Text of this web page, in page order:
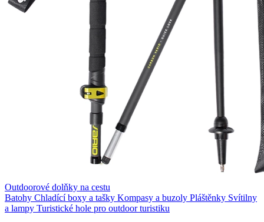
Outdoorové dolňky na cestu
Batohy Chladící boxy a tašky Kompasy a buzoly Pláštěnky Svítilny
a lampy Turistické hole pro outdoor turistiku